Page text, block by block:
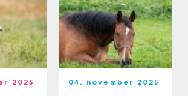
2025 04. november 2025